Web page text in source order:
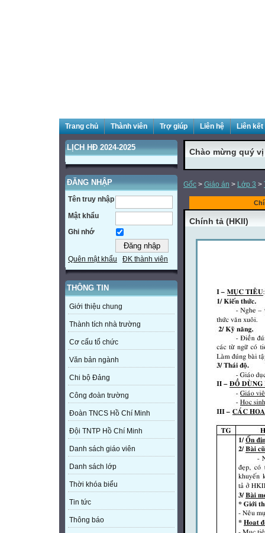
Trang chủ Thành viên Trợ giúp Liên hệ Liên
LỊCH HĐ 2024-2025
ĐĂNG NHẬP
Tên truy nhập
Mật khẩu
Ghi nhớ
Quên mật khẩu ĐK thành viên
THÔNG TIN
Giới thiệu chung
Thành tích nhà trường
Cơ cấu tổ chức
Văn bản ngành
Chi bộ Đảng
Công đoàn trường
Đoàn TNCS Hồ Chí Minh
Đội TNTP Hồ Chí Minh
Danh sách giáo viên
Danh sách lớp
Thời khóa biểu
Tin tức
Thông báo
Chào mừng quý
Gốc > Giáo án > Lớp 3 >
Chính tả (HKII)